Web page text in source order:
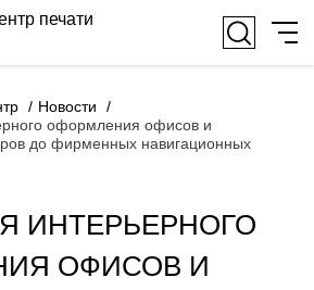
печати
Новости
оформления офисов и
до фирменных навигационных
ИНТЕРЬЕРНОГО
ОФИСОВ И